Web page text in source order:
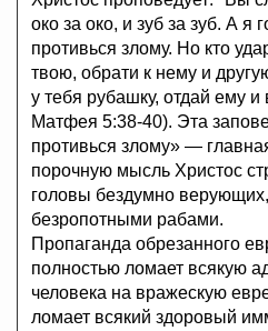
око за око, и зуб за зуб. А я
противься злому. Но кто
твою, обрати к нему и
у тебя рубашку, отдай ему
Матфея 5:38-40). Эта
противься злому» —
порочную мысль Христос
головы бездумно
безропотными рабами.
Пропаганда обрезанного
полностью ломает всякую
человека на вражескую
ломает всякий здоровый